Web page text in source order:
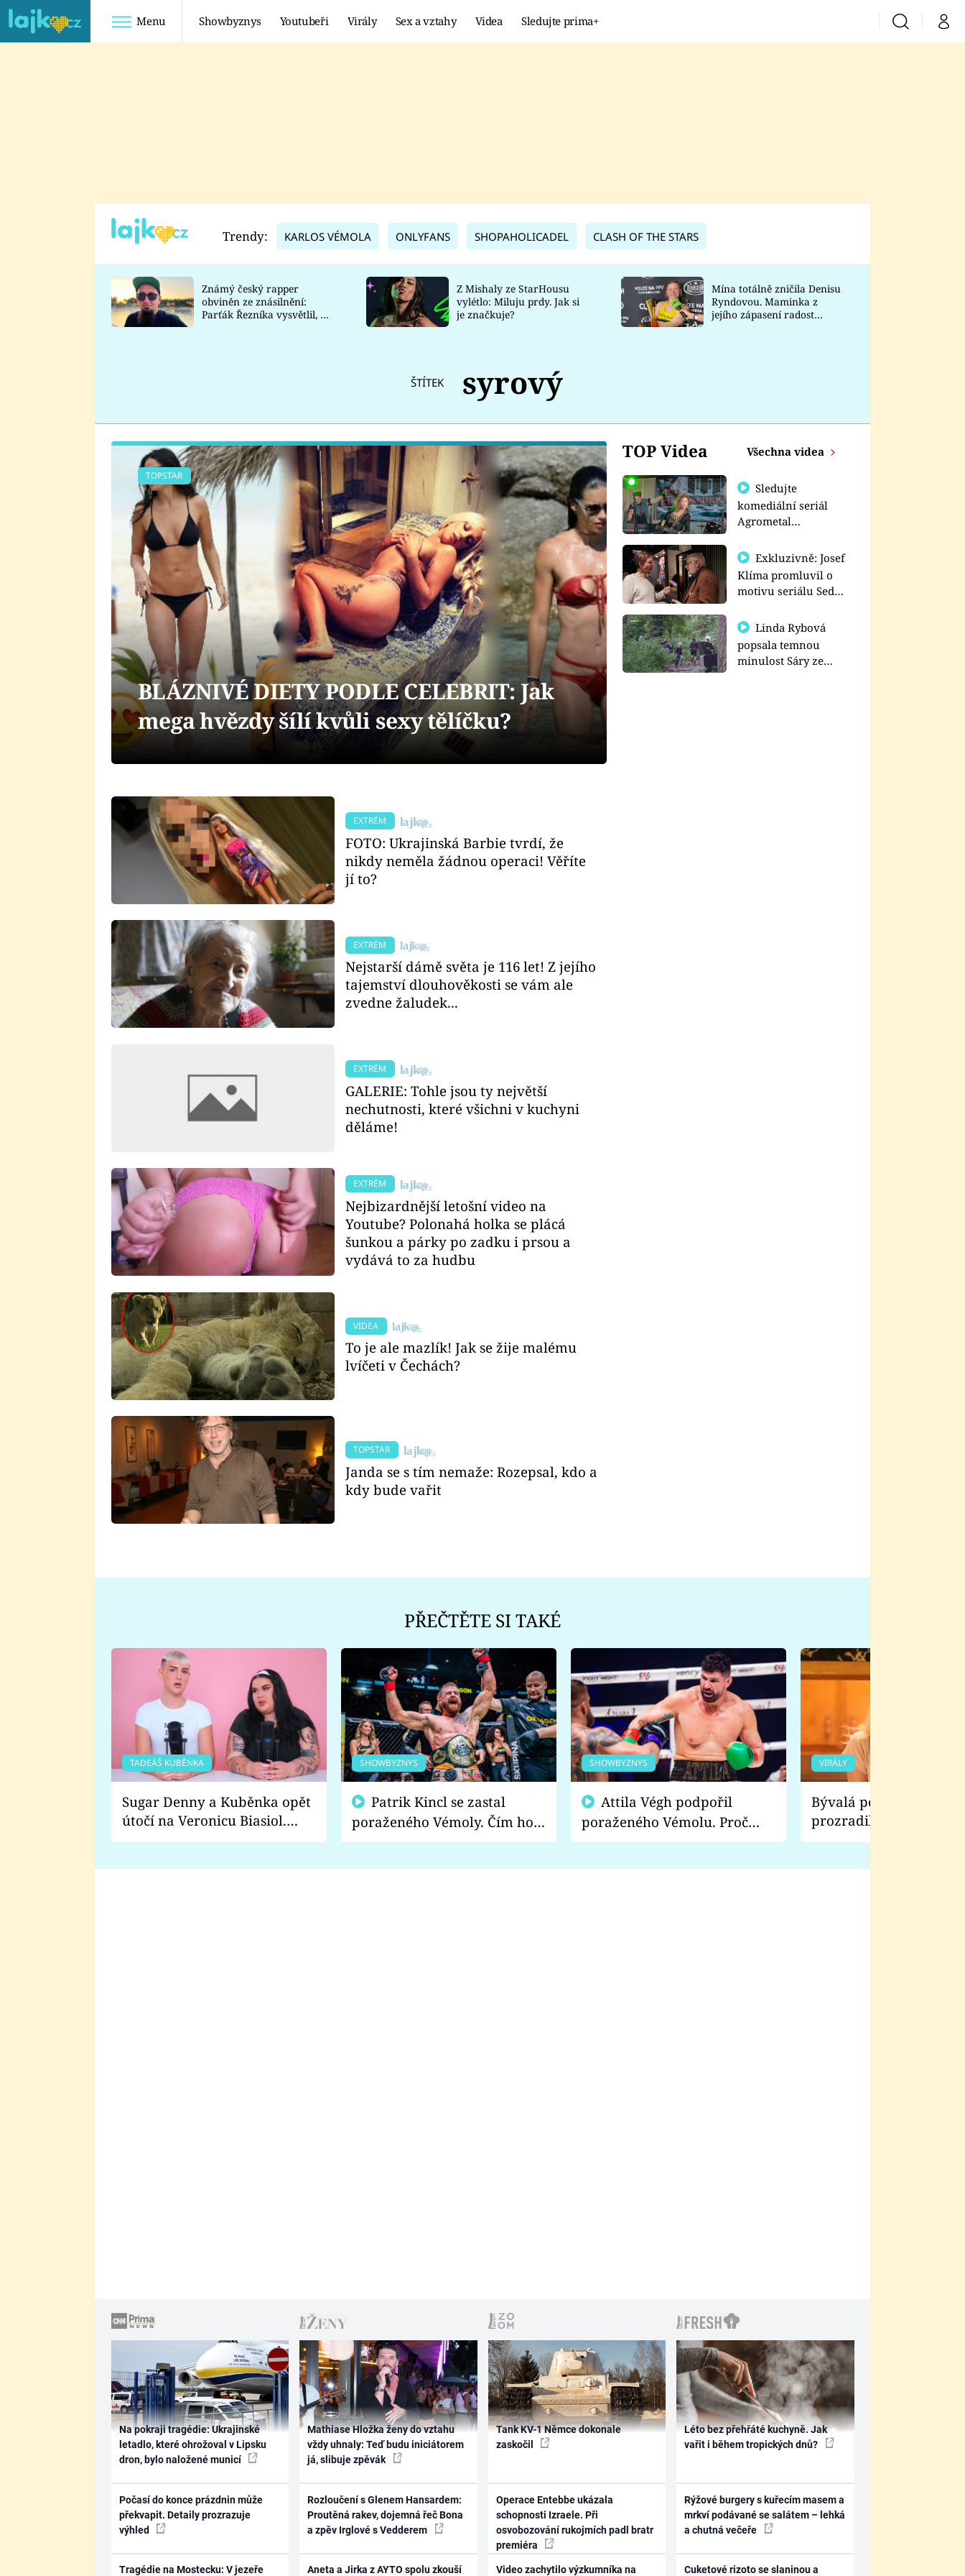
Menu Showbyznys Youtubeři Virály Sex a vztahy Videa Sledujte prima+ VyhledáváníMůj
TADEÁŠ KUBĚNKA
DATEL
Prima Lajk
Sledujte nás
Trendy: KARLOS VÉMOLA ONLYFANS SHOPAHOLICADEL CLASH OF THE STARS
Známý český rapper
obviněn ze znásilnění:
Parťák Řezníka vysvětlil, co
Z Mishaly ze StarHousu
vylétlo: Miluju prdy. Jak si
je značkuje?
Mína totálně zničila Denisu
Ryndovou. Maminka z
jejího zápasení radost
ŠTÍTEK syrový
TOP Videa Všechna videa
Sledujte
komediální seriál
Agrometal
prima+
Exkluzivně: Josef
Klíma promluvil o
motivu seriálu Sedm
Linda Rybová
popsala temnou
minulost Sáry ze
TOPSTAR
BLÁZNIVÉ DIETY PODLE CELEBRIT: Jak
mega hvězdy šílí kvůli sexy tělíčku?
EXTRÉM
FOTO: Ukrajinská Barbie tvrdí, že
nikdy neměla žádnou operaci! Věříte
jí to?
EXTRÉM
Nejstarší dámě světa je 116 let! Z jejího
tajemství dlouhověkosti se vám ale
zvedne žaludek...
EXTRÉM
GALERIE: Tohle jsou ty největší
nechutnosti, které všichni v kuchyni
děláme!
EXTRÉM
Nejbizardnější letošní video na
Youtube? Polonahá holka se plácá
šunkou a párky po zadku i prsou a
vydává to za hudbu
VIDEA
To je ale mazlík! Jak se žije malému
lvíčeti v Čechách?
TOPSTAR
Janda se s tím nemaže: Rozepsal, kdo a
kdy bude vařit
PŘEČTĚTE SI TAKÉ
TADEÁŠ KUBĚNKA
Sugar Denny a Kuběnka opět
útočí na Veronicu Biasiol.
Proč je podle nich falešná a
SHOWBYZNYS
poraženého Vémoly. Čím ho
fanoušci naštvali?
SHOWBYZNYS
poraženého Vémolu. Proč
chce raději zápasit s ním než
VIRÁLY
Bývalá pornoherečka
prozradila, co ji
natáčení Euforie.
Na pokraji tragédie: Ukrajinské
letadlo, které ohrožoval v Lipsku
dron, bylo naložené municí
Počasí do konce prázdnin může
překvapit. Detaily prozrazuje
výhled
Tragédie na Mostecku: V jezeře
Mathiase Hložka ženy do vztahu
vždy uhnaly: Teď budu iniciátorem
já, slibuje zpěvák
Rozloučení s Glenem Hansardem:
Proutěná rakev, dojemná řeč Bona
a zpěv Irglové s Vedderem
Aneta a Jirka z AYTO spolu zkouší
Tank KV-1 Němce dokonale
zaskočil
Operace Entebbe ukázala
schopnosti Izraele. Při
osvobozování rukojmích padl bratr
premiéra
Video zachytilo výzkumníka na
Léto bez přehřáté kuchyně. Jak
vařit i během tropických dnů?
Rýžové burgery s kuřecím masem a
mrkví podávané se salátem – lehká
a chutná večeře
Cuketové rizoto se slaninou a